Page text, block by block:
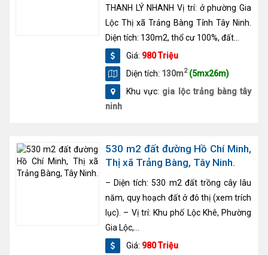
THANH LÝ NHANH Vị trí: ở phường Gia
Lộc Thị xã Trảng Bàng Tỉnh Tây Ninh.
Diện tích: 130m2, thổ cư 100%, đất...
Giá: 980 Triệu
Diện tích: 130m2 (5mx26m)
Khu vực: gia lộc trảng bàng tây
ninh
530 m2 đất đường Hồ Chí Minh,
Thị xã Trảng Bàng, Tây Ninh.
– Diện tích: 530 m2 đất trồng cây lâu
năm, quy hoạch đất ở đô thị (xem trích
lục). – Vị trí: Khu phố Lộc Khê, Phường
Gia Lộc,...
Giá: 980 Triệu